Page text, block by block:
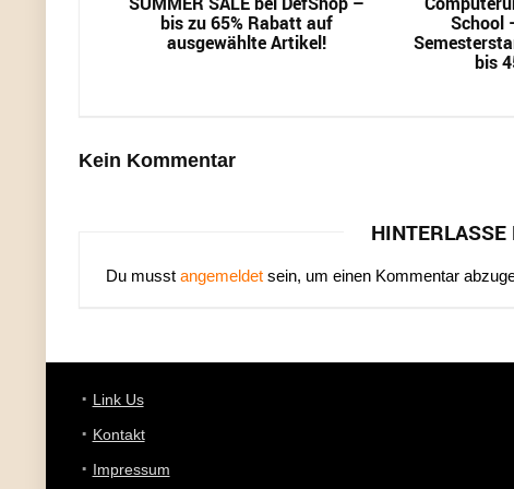
bis zu 65% Rabatt auf
ausgewählte Artikel!
School
bis
Kein Kommentar
Du musst angemeldet sein, um einen Kommentar
Link Us
Kontakt
Impressum